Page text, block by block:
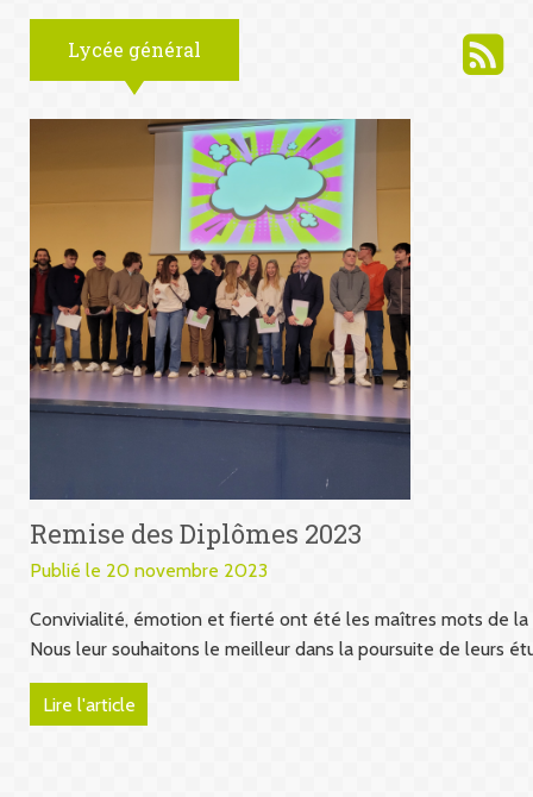
Lycée général
Remise des Diplômes 2023
Publié le 20 novembre 2023
Convivialité, émotion et fierté ont été les maîtres mots de
Nous leur souhaitons le meilleur dans la poursuite de leurs
Lire l'article